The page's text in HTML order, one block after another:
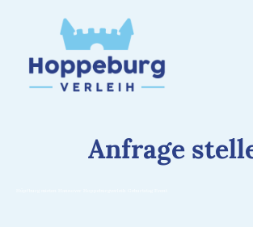
Anfrage